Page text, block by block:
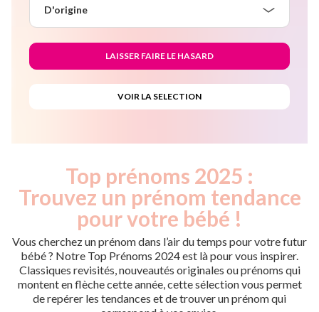
D'origine
Top prénoms 2025 :
Trouvez un prénom tendance
pour votre bébé !
Vous cherchez un prénom dans l’air du temps pour votre futur
bébé ? Notre Top Prénoms 2024 est là pour vous inspirer.
Classiques revisités, nouveautés originales ou prénoms qui
montent en flèche cette année, cette sélection vous permet
de repérer les tendances et de trouver un prénom qui